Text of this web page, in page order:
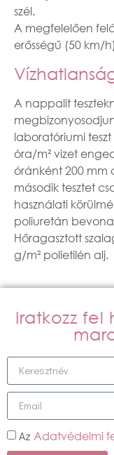
szél.
A megfelelően
erősségű (50 km/
A nappalit
laboratóriumi
óra/m² vizet
óránként 200 mm
második tesztet
használati
poliuretán
Hőragasztott
g/m² polietilén alj.
Iratkozz fel
Az Adatvédelmi